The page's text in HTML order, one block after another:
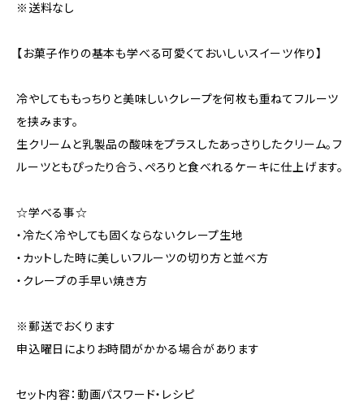
※送料なし
【お菓子作りの基本も学べる可愛くておいしいスイーツ作り】
冷やしてももっちりと美味しいクレープを何枚も重ねてフルーツ
を挟みます。
生クリームと乳製品の酸味をプラスしたあっさりしたクリーム。フ
ルーツともぴったり合う、ぺろりと食べれるケーキに仕上げます。
☆学べる事☆
・冷たく冷やしても固くならないクレープ生地
・カットした時に美しいフルーツの切り方と並べ方
・クレープの手早い焼き方
※郵送でおくります
申込曜日によりお時間がかかる場合があります
セット内容：動画パスワード・レシピ